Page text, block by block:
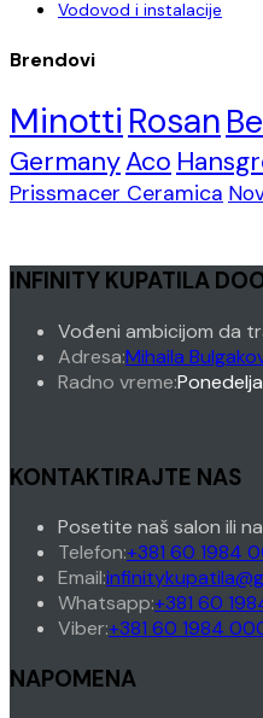
Vodovod i instalacije
Brendovi
Minotti Rosan
GermanyAco
Prissmacer Ceramica
INFINITY KUPATILA
Vođeni ambicijom da
Adresa:Mihaila
Radno vreme:
KONTAKTIRAJTE NAS
Posetite naš salon ili
Telefon:+381 60 1984
Email:
Whatsapp:+381 60
Viber:+381 60 1984
NAPOMENA